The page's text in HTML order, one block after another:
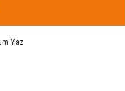
Yaz